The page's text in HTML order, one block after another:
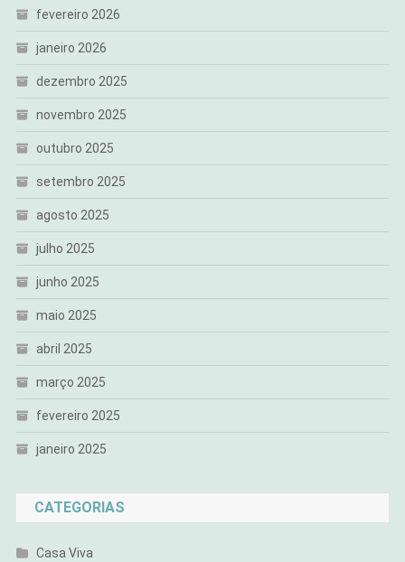
fevereiro 2026
janeiro 2026
dezembro 2025
novembro 2025
outubro 2025
setembro 2025
agosto 2025
julho 2025
junho 2025
maio 2025
abril 2025
março 2025
fevereiro 2025
janeiro 2025
CATEGORIAS
Casa Viva